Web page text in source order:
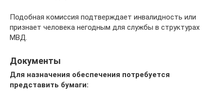
Подобная комиссия подтверждает инвалидность или
признает человека негодным для службы в структурах
МВД.
Документы
Для назначения обеспечения потребуется
представить бумаги: